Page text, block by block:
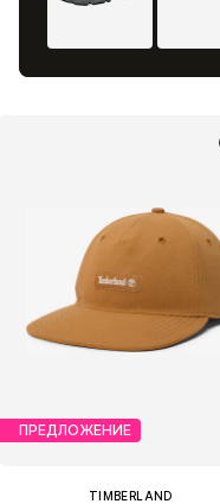
ПРЕДЛОЖЕНИЕ
TIMBERLAND